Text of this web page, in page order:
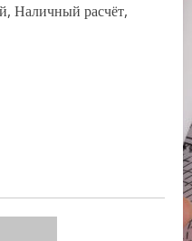
Наличный расчёт,